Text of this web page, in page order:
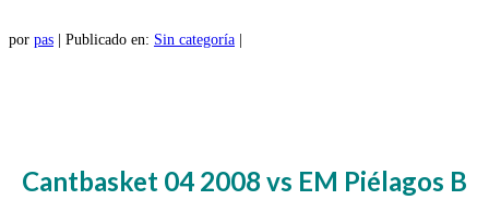
por pas Publicado en: Sin categoría
Cantbasket 04 2008 vs EM Piélagos B